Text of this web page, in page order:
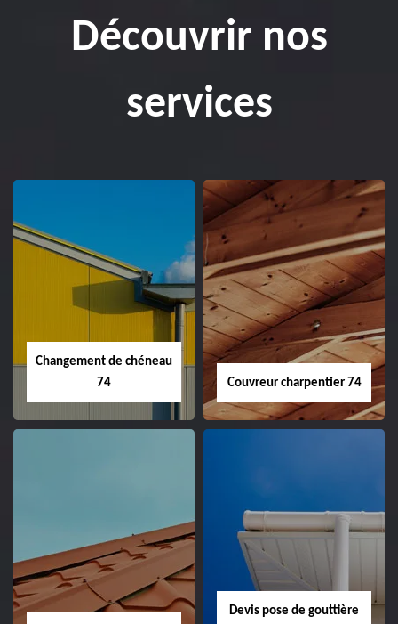
Découvrir nos
services
Changement de chéneau
74
Couvreur charpentier 74
Devis pose de gouttière